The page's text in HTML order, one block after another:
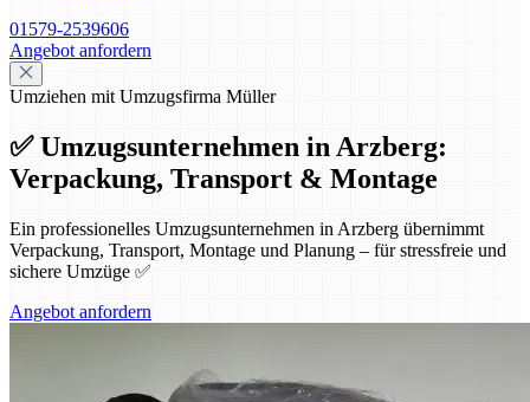
01579-2539606
Angebot anfordern
Umziehen mit Umzugsfirma Müller
✅ Umzugsunternehmen in Arzberg:
Verpackung, Transport & Montage
Ein professionelles Umzugsunternehmen in Arzberg übernimmt
Verpackung, Transport, Montage und Planung – für stressfreie und
sichere Umzüge ✅
Angebot anfordern